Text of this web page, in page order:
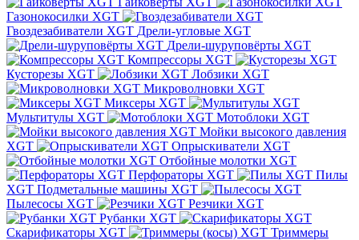
Газонокосилки XGT
Гвоздезабиватели XGT Дрели-угловые XGT
Дрели-шуруповёрты XGT
Компрессоры XGT
Кусторезы XGT
Лобзики XGT
Микроволновки XGT
Миксеры XGT
Мультитулы XGT
Мотоблоки XGT
Мойки высокого давления
XGT
Опрыскиватели XGT
Отбойные молотки XGT
Перфораторы XGT
Пилы
XGT Подметальные машины XGT
Пылесосы XGT
Резчики XGT
Рубанки XGT
Скарификаторы XGT
Триммеры